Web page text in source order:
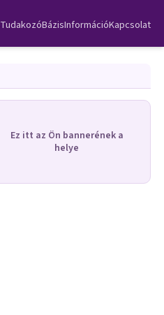
TudakozóBázisInformációKapcsolat
Ez itt az Ön bannerének a
helye